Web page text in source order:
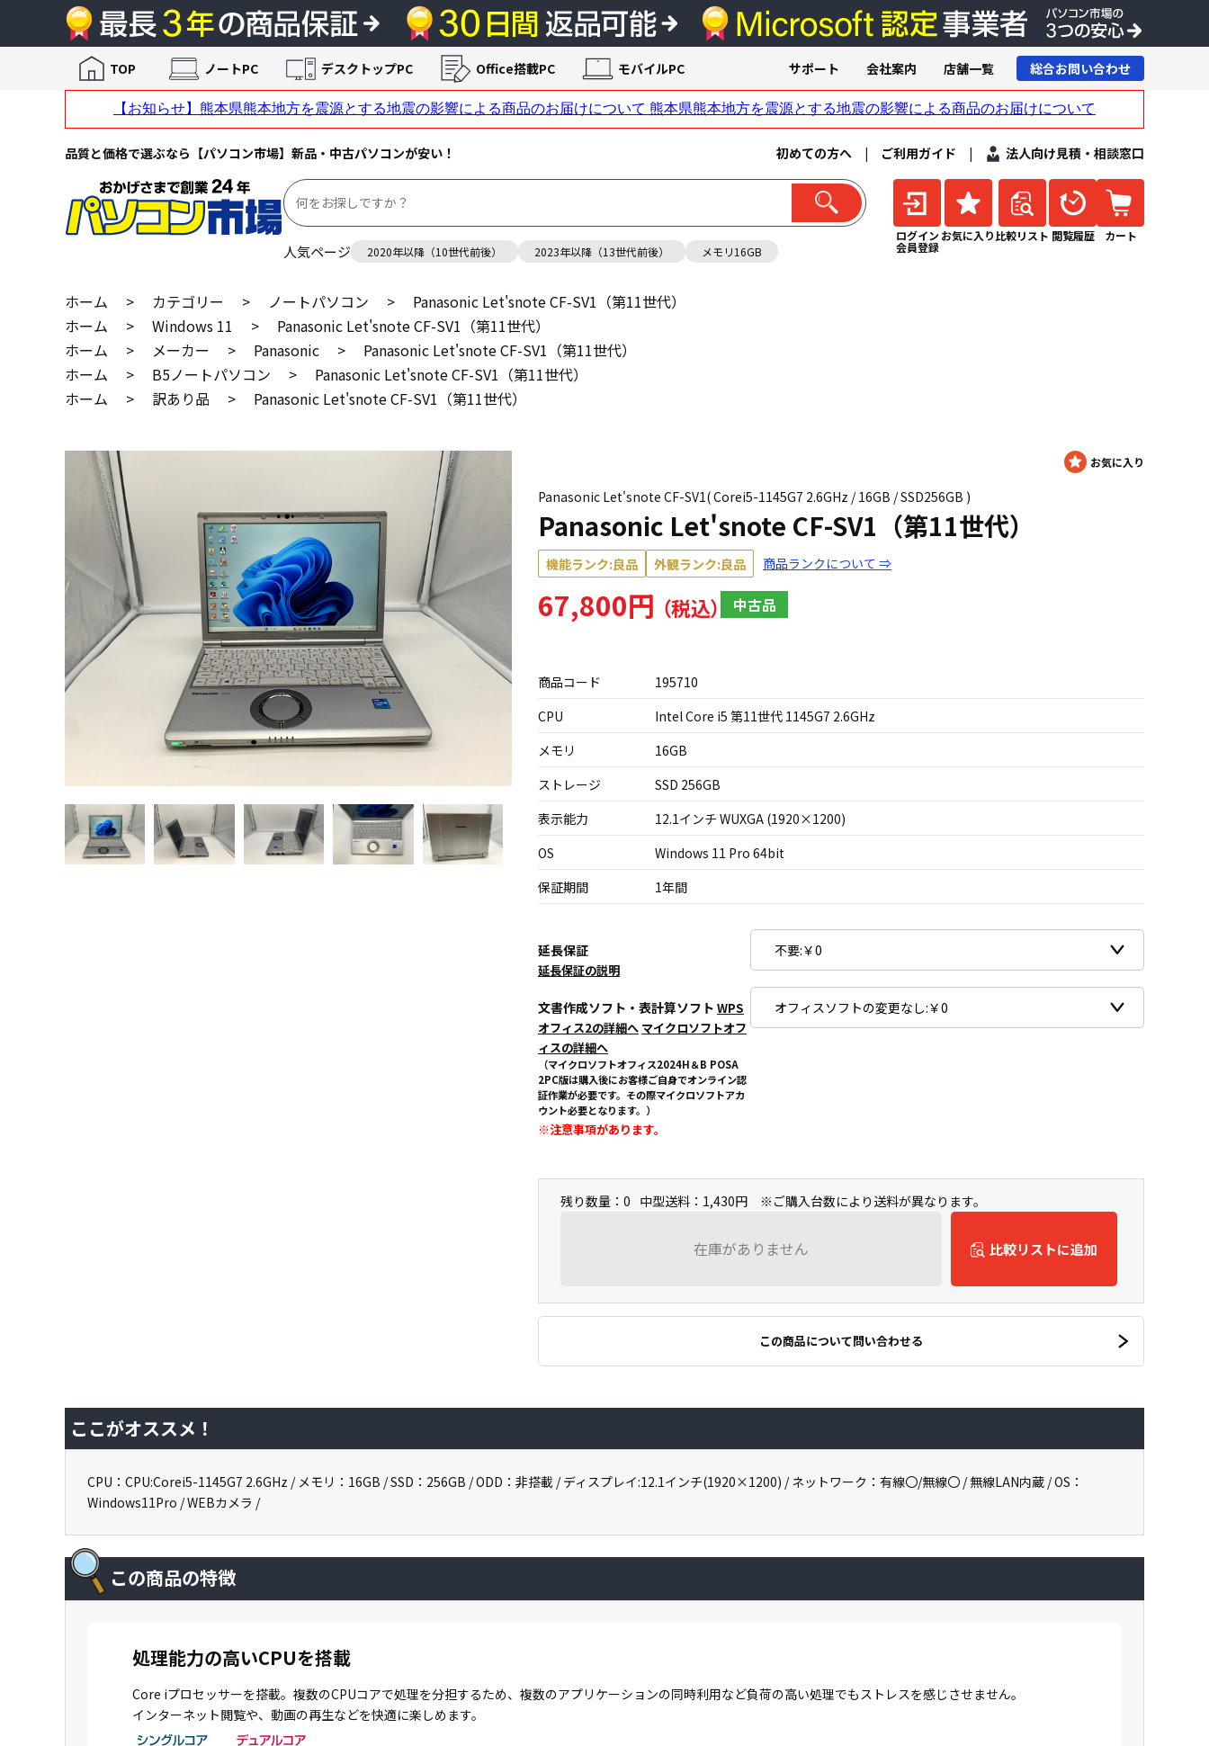
品質と価格で選ぶなら【パソコン市場】新品・中古パソコンが安い！ 初めての方へ | ご利用ガイド | 法人向け見積・相談窓口
人気ページ 2020年以降（10世代前後） 2023年以降（13世代前後） メモリ16GB
ログイン
会員登録
お気に入り 比較リスト 閲覧履歴 カート
TOP ノートPC デスクトップPC Office搭載PC モバイルPC サポート 会社案内 店舗一覧 総合お問い合わせ
ホーム > カテゴリー > ノートパソコン >
Panasonic Let'snote CF-SV1（第11世代）
ホーム
> Windows 11 >
Panasonic Let'snote CF-SV1（第11世代）
ホーム
> メーカー > Panasonic >
Panasonic Let'snote CF-SV1（第11世代）
ホーム
> B5ノートパソコン >
Panasonic Let'snote CF-SV1（第11世代）
ホーム
> 訳あり品 > Panasonic Let'snote CF-SV1（第11世代）
Panasonic Let'snote CF-SV1( Corei5-1145G7 2.6GHz / 16GB / SSD256GB )
Panasonic Let'snote CF-SV1（第11世代）
機能ランク:良品 外観ランク:良品 商品ランクについて ⇒
67,800円 中古品
商品コード
195710
CPU
Intel Core i5 第11世代 1145G7 2.6GHz
メモリ
16GB
ストレージ
SSD 256GB
表示能力
12.1インチ WUXGA (1920×1200)
OS
Windows 11 Pro 64bit
保証期間
1年間
延長保証
延長保証の説明
文書作成ソフト・表計算ソフト WPS
オフィス2の詳細へ マイクロソフトオフ
ィスの詳細へ
（マイクロソフトオフィス2024H＆B POSA
2PC版は購入後にお客様ご自身でオンライン認
証作業が必要です。その際マイクロソフトアカ
ウント必要となります。）
※注意事項があります。
残り数量：0 中型送料：1,430円 ※ご購入台数により送料が異なります。
在庫がありません 比較リストに追加
この商品について問い合わせる
ここがオススメ！
CPU：CPU:Corei5-1145G7 2.6GHz / メモリ：16GB / SSD：256GB / ODD：非搭載 / ディスプレイ:12.1インチ(1920×1200) / ネットワーク：有線〇/無線〇 / 無線LAN内蔵 / OS：
Windows11Pro / WEBカメラ /
この商品の特徴
処理能力の高いCPUを搭載
Core iプロセッサーを搭載。複数のCPUコアで処理を分担するため、複数のアプリケーションの同時利用など負荷の高い処理でもストレスを感じさせません。
インターネット閲覧や、動画の再生などを快適に楽しめます。